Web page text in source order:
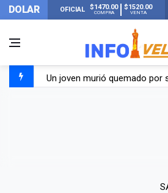
DOLAR OFICIAL $1470.00
COMPRA
$1520.00
VENTA
Un joven murió quemado por